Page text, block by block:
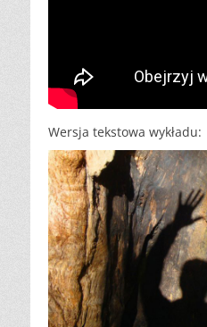
Wersja tekstowa wykładu: